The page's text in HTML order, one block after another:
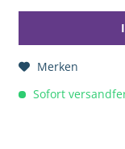
Merken
Sofort